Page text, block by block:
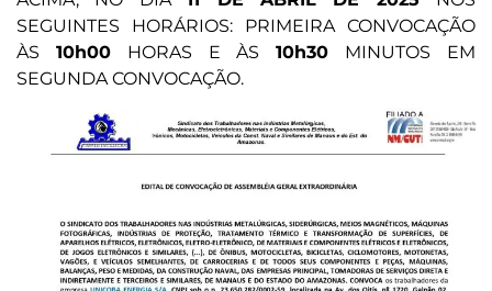
SEGUINTES HORÁRIOS: PRIMEIRA CONVOCAÇÃO
ÀS 10h00HORAS E ÀS10h30 MINUTOS EM
SEGUNDA CONVOCAÇÃO.